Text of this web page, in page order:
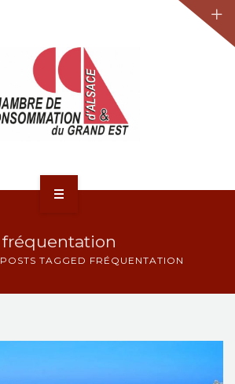
fréquentation
POSTS TAGGED FRÉQUENTATION